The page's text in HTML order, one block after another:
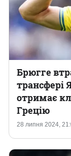
28 липня 2024,
Брюгге
трансфері
отримає
Грецію